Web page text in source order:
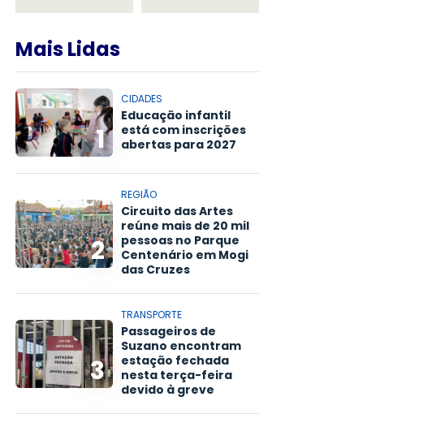
Mais Lidas
1
CIDADES
Educação infantil
está com inscrições
abertas para 2027
2
REGIÃO
Circuito das Artes
reúne mais de 20 mil
pessoas no Parque
Centenário em Mogi
das Cruzes
3
TRANSPORTE
Passageiros de
Suzano encontram
estação fechada
nesta terça-feira
devido à greve